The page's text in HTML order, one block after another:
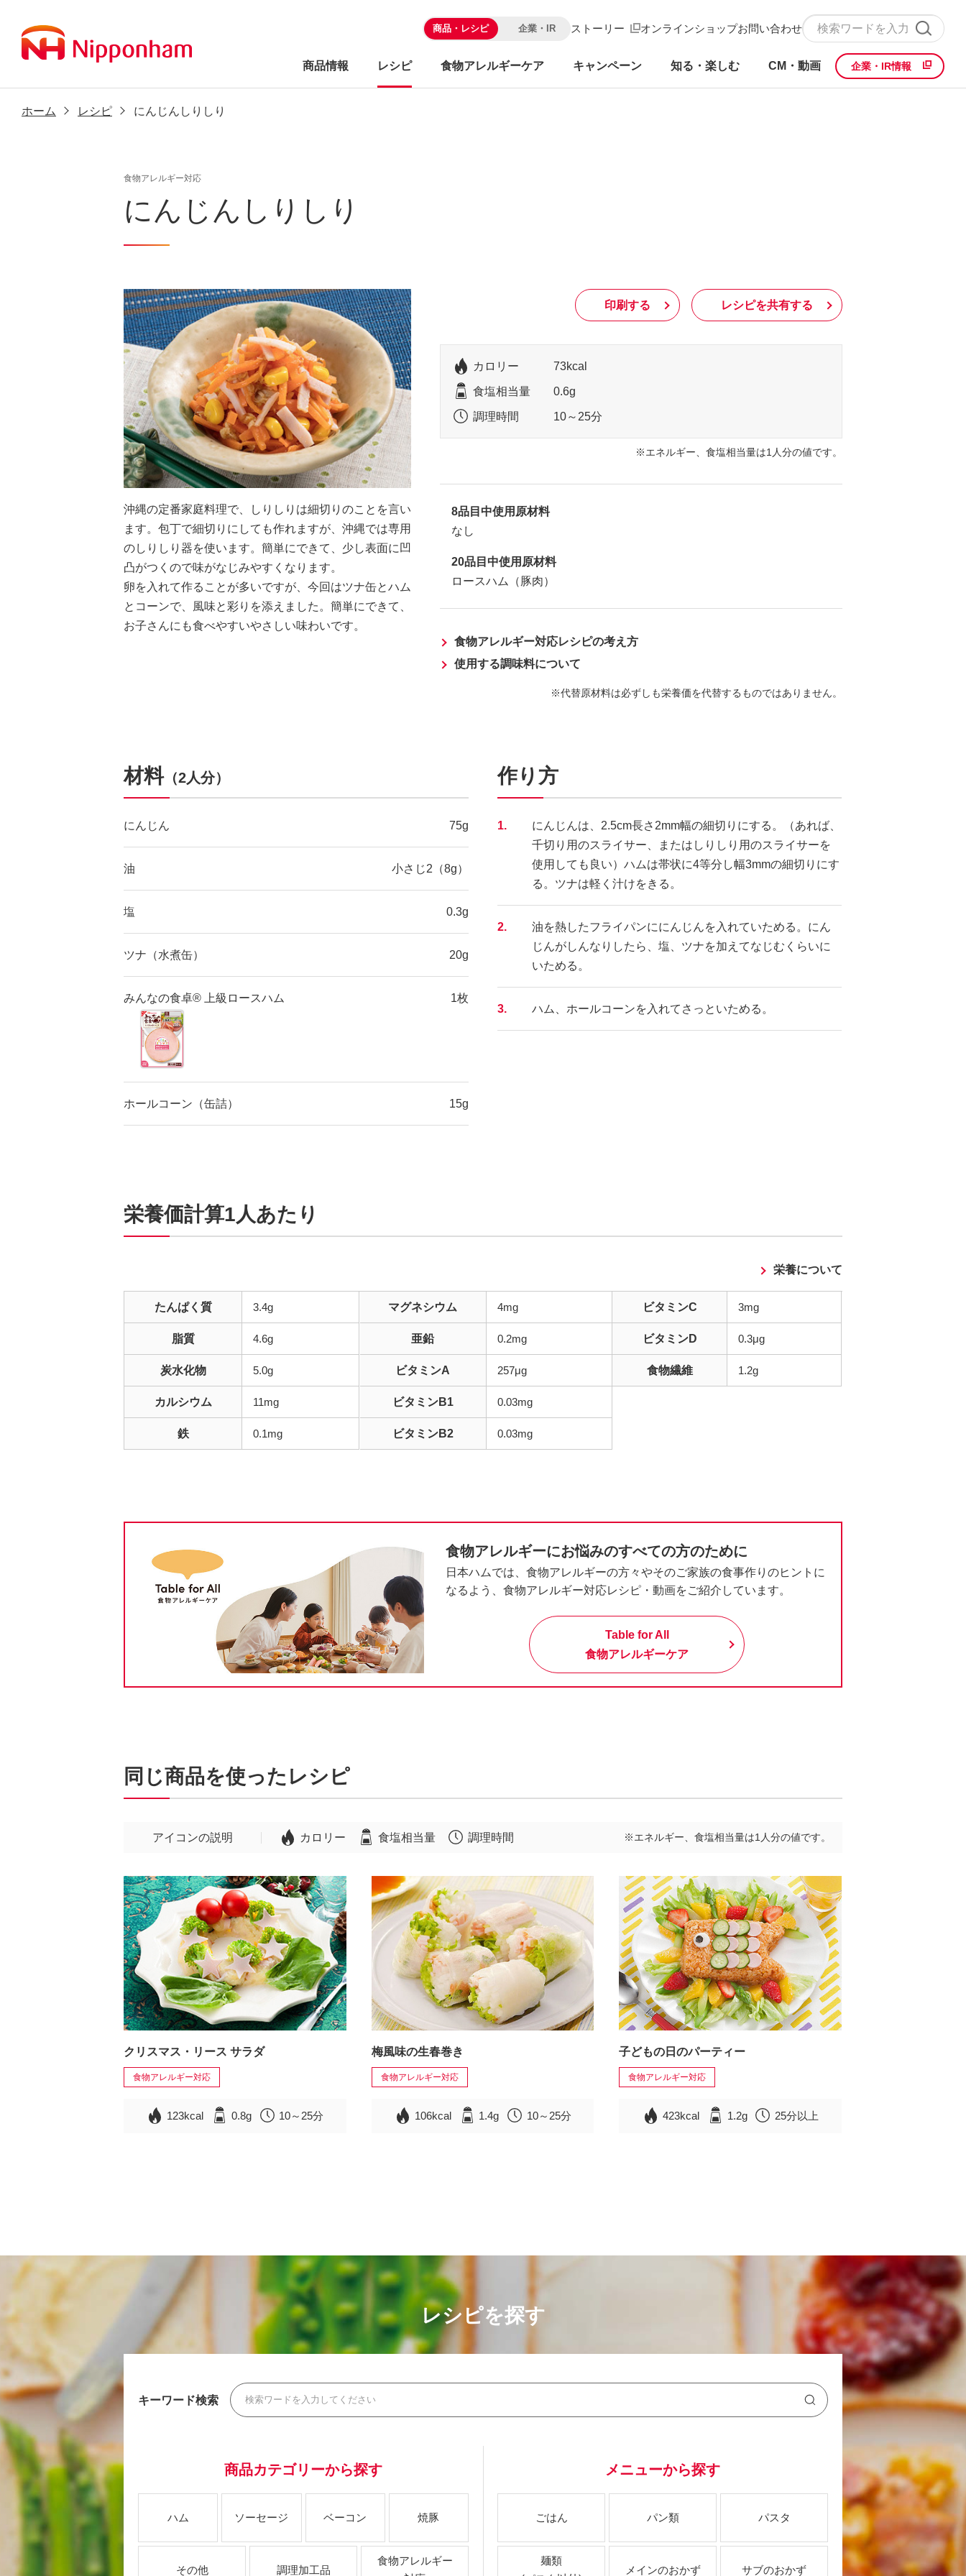
商品・レシピ 企業・IR ストーリー オンラインショップお問い合わせ
商品情報 レシピ 食物アレルギーケア キャンペーン 知る・楽しむ CM・動画 企業・IR情報
ホーム レシピ にんじんしりしり
食物アレルギー対応
にんじんしりしり
沖縄の定番家庭料理で、しりしりは細切りのことを言い
ます。包丁で細切りにしても作れますが、沖縄では専用
のしりしり器を使います。簡単にできて、少し表面に凹
凸がつくので味がなじみやすくなります。
卵を入れて作ることが多いですが、今回はツナ缶とハム
とコーンで、風味と彩りを添えました。簡単にできて、
お子さんにも食べやすいやさしい味わいです。
印刷する レシピを共有する
カロリー 73kcal
食塩相当量 0.6g
調理時間 10～25分
エネルギー、食塩相当量は1人分の値です。
8品目中使用原材料
なし
20品目中使用原材料
ロースハム（豚肉）
食物アレルギー対応レシピの考え方
使用する調味料について
代替原材料は必ずしも栄養価を代替するものではありません。
材料（2人分）
にんじん 75g
油 小さじ2（8g）
塩 0.3g
ツナ（水煮缶） 20g
みんなの食卓® 上級ロースハム 1枚
ホールコーン（缶詰） 15g
作り方
1.
にんじんは、2.5cm長さ2mm幅の細切りにする。（あれば、
千切り用のスライサー、またはしりしり用のスライサーを
使用しても良い）ハムは帯状に4等分し幅3mmの細切りにす
る。ツナは軽く汁けをきる。
2.
油を熱したフライパンににんじんを入れていためる。にん
じんがしんなりしたら、塩、ツナを加えてなじむくらいに
いためる。
3. ハム、ホールコーンを入れてさっといためる。
栄養価計算1人あたり
栄養について
たんぱく質 3.4g
脂質 4.6g
炭水化物 5.0g
カルシウム 11mg
鉄 0.1mg
マグネシウム 4mg
亜鉛 0.2mg
ビタミンA 257μg
ビタミンB1 0.03mg
ビタミンB2 0.03mg
ビタミンC 3mg
ビタミンD 0.3μg
食物繊維 1.2g
食物アレルギーにお悩みのすべての方のために
日本ハムでは、食物アレルギーの方々やそのご家族の食事作りのヒントに
なるよう、食物アレルギー対応レシピ・動画をご紹介しています。
Table for All
食物アレルギーケア
同じ商品を使ったレシピ
アイコンの説明 カロリー 食塩相当量 調理時間 ※エネルギー、食塩相当量は1人分の値です。
クリスマス・リース サラダ
食物アレルギー対応
123kcal 0.8g 10～25分
梅風味の生春巻き
食物アレルギー対応
106kcal 1.4g 10～25分
子どもの日のパーティー
食物アレルギー対応
423kcal 1.2g 25分以上
レシピを探す
キーワード検索
商品カテゴリーから探す
ハム ソーセージ ベーコン 焼豚
その他 調理加工品
食物アレルギー
メニューから探す
ごはん パン類 パスタ
麺類
メインのおかず サブのおかず